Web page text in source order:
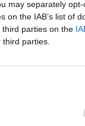
may separately
on the IAB’s list of
parties on the
parties.
του
κίνδυνος,